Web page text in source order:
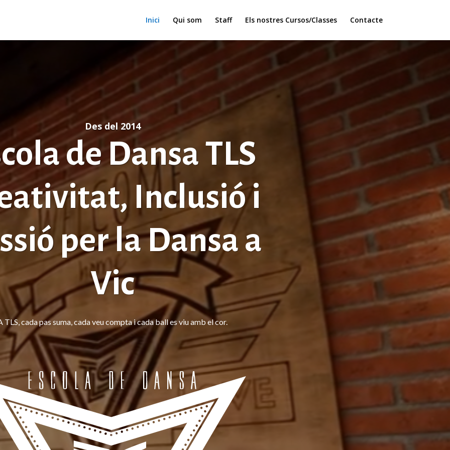
Inici Qui som Staff Els nostres Cursos/Classes Contacte
Des del 2014
de Dansa TLS
Inclusió i
per la Dansa a
Vic
TLS, cada pas suma, cada veu compta i cada ball es viu amb el cor.